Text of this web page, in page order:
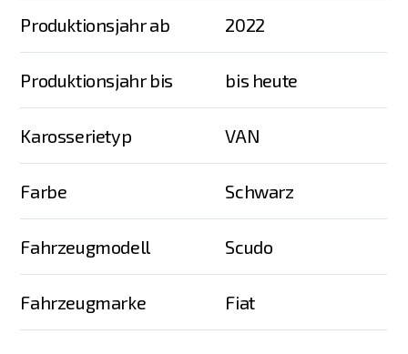
Produktionsjahr ab 2022
Produktionsjahr bis bis heute
Karosserietyp VAN
Farbe Schwarz
Fahrzeugmodell Scudo
Fahrzeugmarke Fiat